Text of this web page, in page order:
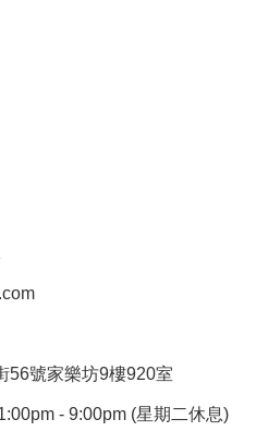
56號家樂坊9樓920室
- 9:00pm (星期二休息)